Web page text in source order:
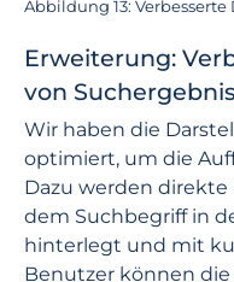
Abbildung 13:
Erweiterung:
von
Wir haben die
optimiert, um die
Dazu werden
dem Suchbegriff in
hinterlegt und mit
Benutzer können